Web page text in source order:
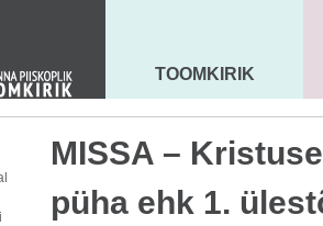
MAARJA KIRIK
TOOMKIRIK
MISSA –
püha ehk 1.